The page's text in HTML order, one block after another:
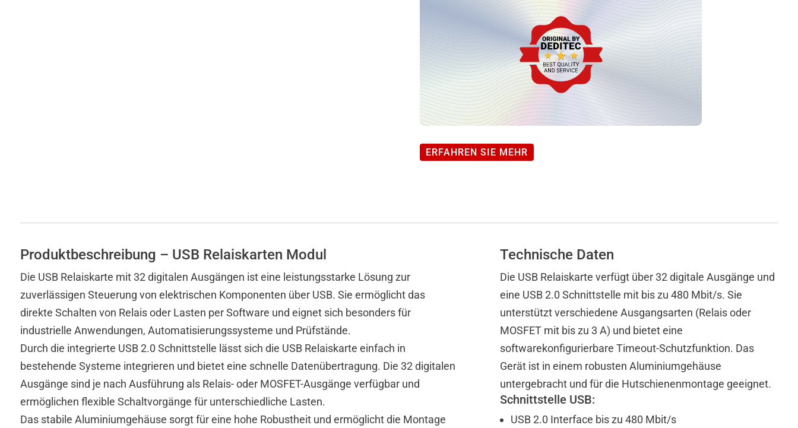
ERFAHREN SIE MEHR
Produktbeschreibung – USB Relaiskarten Modul
Die USB Relaiskarte mit 32 digitalen Ausgängen ist eine leistungsstarke Lösung zur
zuverlässigen Steuerung von elektrischen Komponenten über USB. Sie ermöglicht das
direkte Schalten von Relais oder Lasten per Software und eignet sich besonders für
industrielle Anwendungen, Automatisierungssysteme und Prüfstände.
Durch die integrierte USB 2.0 Schnittstelle lässt sich die USB Relaiskarte einfach in
bestehende Systeme integrieren und bietet eine schnelle Datenübertragung. Die 32 digitalen
Ausgänge sind je nach Ausführung als Relais- oder MOSFET-Ausgänge verfügbar und
ermöglichen flexible Schaltvorgänge für unterschiedliche Lasten.
Das stabile Aluminiumgehäuse sorgt für eine hohe Robustheit und ermöglicht die Montage
Technische Daten
Die USB Relaiskarte verfügt über 32 digitale Ausgänge und
eine USB 2.0 Schnittstelle mit bis zu 480 Mbit/s. Sie
unterstützt verschiedene Ausgangsarten (Relais oder
MOSFET mit bis zu 3 A) und bietet eine
softwarekonfigurierbare Timeout-Schutzfunktion. Das
Gerät ist in einem robusten Aluminiumgehäuse
untergebracht und für die Hutschienenmontage geeignet.
Schnittstelle USB:
USB 2.0 Interface bis zu 480 Mbit/s